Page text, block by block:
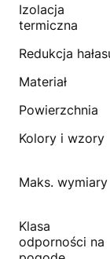
Izolacja
termiczna
Redukcja
Materiał
Powierzchnia
Kolory i wzory
Maks. wymiary
Klasa
odporności na